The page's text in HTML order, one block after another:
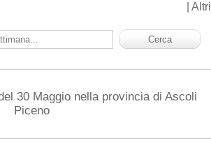
Altri
30 Maggio nella provincia di Ascoli
Piceno